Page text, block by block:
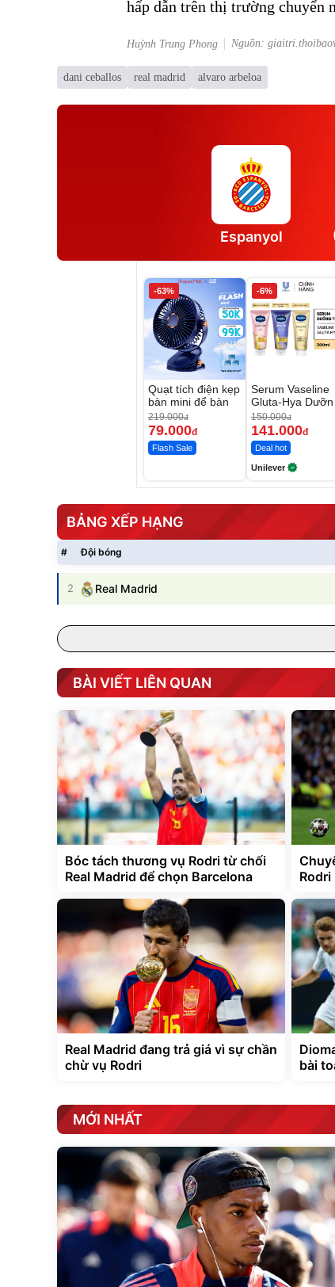
hấp dẫn trên thị trường chuyển
Huỳnh Trung Phong Nguồn:
dani ceballos real madrid alvaro arbeloa
Espanyol
-63%
Quạt tích điện kẹp
bàn mini để bàn
219.000đ
79.000đ
Flash Sale
-6%
Serum Vaseline
Gluta-Hya Dưỡng
Da Sáng Mịn Sau
7 Ngày
150.000đ
141.000đ
Deal hot
Unilever
BẢNG XẾP HẠNG
# Đội bóng
2 Real Madrid
BÀI VIẾT LIÊN QUAN
Bóc tách thương vụ Rodri từ chối
Real Madrid để chọn Barcelona
Rodri
Real Madrid đang trả giá vì sự chần
chừ vụ Rodri
bài
MỚI NHẤT